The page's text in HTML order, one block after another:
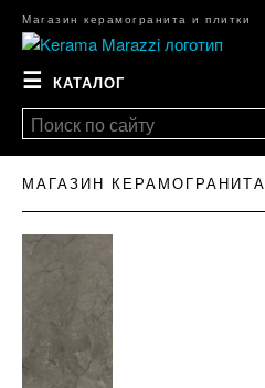
Магазин керамогранита и плитки
☰ КАТАЛОГ
МАГАЗИН КЕРАМОГРАНИТА